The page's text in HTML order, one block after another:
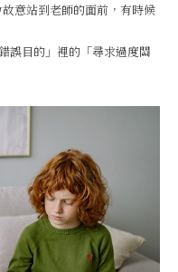
意站到老師的面前，有時候
誤目的」裡的「尋求過度關